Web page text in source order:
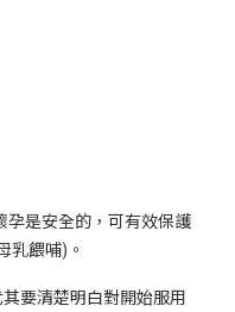
孕是安全的，可有效保護
乳餵哺)。
要清楚明白對開始服用